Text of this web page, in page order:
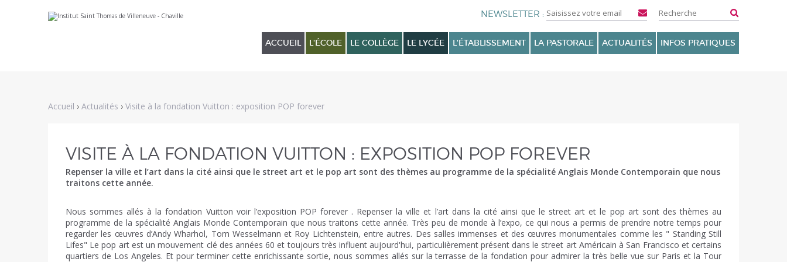
au
personnels
ACCUEIL L'ÉCOLE LE COLLÈGE LE LYCÉE L'ÉTABLISSEMENT LA PASTORALE ACTUALITÉS INFOS PRATIQUES
Accueil › Actualités › Visite à la fondation Vuitton : exposition POP forever
VISITE À LA FONDATION VUITTON : EXPOSITION POP FOREVER
Repenser la ville et l’art dans la cité ainsi que le street art et le pop art sont des thèmes au programme de la spécialité Anglais Monde Contemporain que nous
traitons cette année.
Nous sommes allés à la fondation Vuitton voir l’exposition POP forever . Repenser la ville et l’art dans la cité ainsi que le street art et le pop art sont des thèmes au
programme de la spécialité Anglais Monde Contemporain que nous traitons cette année. Très peu de monde à l’expo, ce qui nous a permis de prendre notre temps pour
regarder les œuvres d’Andy Wharhol, Tom Wesselmann et Roy Lichtenstein, entre autres. Des salles immenses et des œuvres monumentales comme les " Standing Still
Lifes" Le pop art est un mouvement clé des années 60 et toujours très influent aujourd'hui, particulièrement présent dans le street art Américain à San Francisco et certains
quartiers de Los Angeles. Et pour terminer cette enrichissante sortie, nous sommes allés sur la terrasse de la fondation pour admirer la très belle vue sur Paris et la Tour